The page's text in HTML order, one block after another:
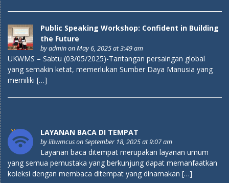
Public Speaking Workshop: Confident in Building
the Future
byadminon May 6, 2025 at 3:49 am
UKWMS – Sabtu (03/05/2025)-Tantangan persaingan global
yang semakin ketat, memerlukan Sumber Daya Manusia yang
memiliki […]
LAYANAN BACA DI TEMPAT
bylibwmcuson September 18, 2025 at 9:07 am
Layanan baca ditempat merupakan layanan umum
yang semua pemustaka yang berkunjung dapat memanfaatkan
koleksi dengan membaca ditempat yang dinamakan […]